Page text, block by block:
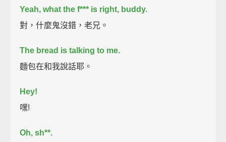
Yeah, what the f*** is right, buddy.
對，什麼鬼沒錯，老兄。
The bread is talking to me.
麵包在和我說話耶。
Hey!
嘿!
Oh, sh**.